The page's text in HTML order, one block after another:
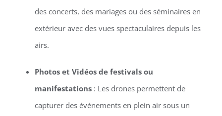
des concerts, des mariages ou des séminaires en
extérieur avec des vues spectaculaires depuis les
airs.
Photos et Vidéos de festivals ou
manifestations: Les drones permettent de
capturer des événements en plein air sous un